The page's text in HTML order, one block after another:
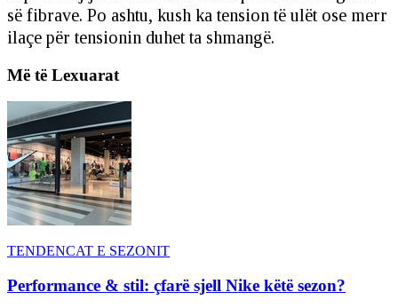
së fibrave. Po ashtu, kush ka tension të ulët ose merr
ilaçe për tensionin duhet ta shmangë.
Më të Lexuarat
TENDENCAT E SEZONIT
Performance & stil: çfarë sjell Nike këtë sezon?